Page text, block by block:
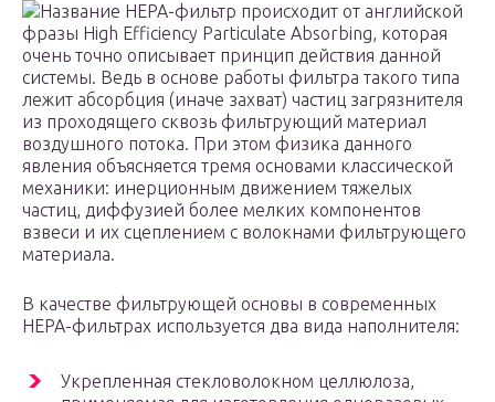
Название HEPA-фильтр происходит от английской
фразы High Efficiency Particulate Absorbing, которая
очень точно описывает принцип действия данной
системы. Ведь в основе работы фильтра такого типа
лежит абсорбция (иначе захват) частиц загрязнителя
из проходящего сквозь фильтрующий материал
воздушного потока. При этом физика данного
явления объясняется тремя основами классической
механики: инерционным движением тяжелых
частиц, диффузией более мелких компонентов
взвеси и их сцеплением с волокнами фильтрующего
материала.
В качестве фильтрующей основы в современных
HEPA-фильтрах используется два вида наполнителя:
Укрепленная стекловолокном целлюлоза,